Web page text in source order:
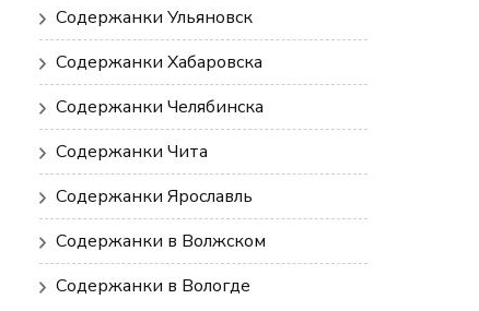
Содержанки Ульяновск
Содержанки Хабаровска
Содержанки Челябинска
Содержанки Чита
Содержанки Ярославль
Содержанки в Волжском
Содержанки в Вологде